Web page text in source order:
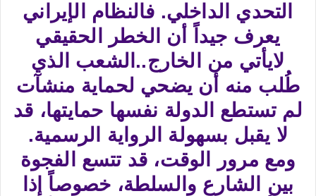
التحدي الداخلي. فالنظام الإيراني
يعرف جيداً أن الخطر الحقيقي
لايأتي من الخارج..الشعب الذي
طُلب منه أن يضحي لحماية منشآت
لم تستطع الدولة نفسها حمايتها، قد
لا يقبل بسهولة الرواية الرسمية.
ومع مرور الوقت، قد تتسع الفجوة
بين الشارع والسلطة، خصوصاً إذا